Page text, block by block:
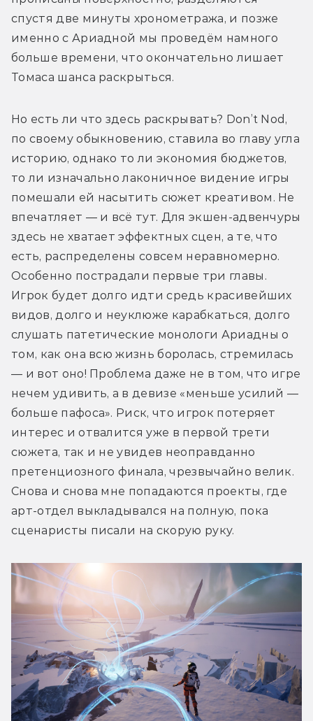
спустя две минуты хронометража, и позже
именно с Ариадной мы проведём намного
больше времени, что окончательно лишает
Томаса шанса раскрыться.
Но есть ли что здесь раскрывать? Don’t Nod,
по своему обыкновению, ставила во главу угла
историю, однако то ли экономия бюджетов,
то ли изначально лаконичное видение игры
помешали ей насытить сюжет креативом. Не
впечатляет — и всё тут. Для экшен-адвенчуры
здесь не хватает эффектных сцен, а те, что
есть, распределены совсем неравномерно.
Особенно пострадали первые три главы.
Игрок будет долго идти средь красивейших
видов, долго и неуклюже карабкаться, долго
слушать патетические монологи Ариадны о
— и вот оно! Проблема даже не в том, что игре
нечем удивить, а в девизе «меньше усилий —
больше пафоса». Риск, что игрок потеряет
интерес и отвалится уже в первой трети
сюжета, так и не увидев неоправданно
претенциозного финала, чрезвычайно велик.
Снова и снова мне попадаются проекты, где
арт-отдел выкладывался на полную, пока
сценаристы писали на скорую руку.